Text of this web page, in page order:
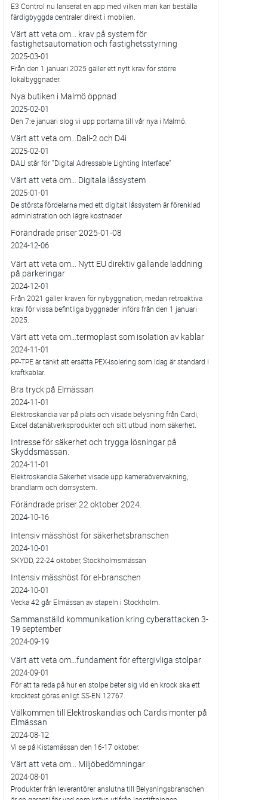
E3 Control nu lanserat en app med vilken man kan beställa
färdigbyggda centraler direkt i mobilen.
Värt att veta om... krav på system för
fastighetsautomation och fastighetsstyrning
2025-03-01
Från den 1 januari 2025 gäller ett nytt krav för större
lokalbyggnader.
Nya butiken i Malmö öppnad
2025-02-01
Den 7:e januari slog vi upp portarna till vår nya i Malmö.
Värt att veta om…Dali-2 och D4i
2025-02-01
DALI står för ”Digital Adressable Lighting Interface”
Värt att veta om… Digitala låssystem
2025-01-01
De största fördelarna med ett digitalt låssystem är förenklad
administration och lägre kostnader
Förändrade priser 2025-01-08
2024-12-06
Värt att veta om… Nytt EU direktiv gällande laddning
på parkeringar
2024-12-01
Från 2021 gäller kraven för nybyggnation, medan retroaktiva
krav för vissa befintliga byggnader införs från den 1 januari
2025.
Värt att veta om…termoplast som isolation av kablar
2024-11-01
PP-TPE är tänkt att ersätta PEX-isolering som idag är standard i
kraftkablar.
Bra tryck på Elmässan
2024-11-01
Elektroskandia var på plats och visade belysning från Cardi,
Excel datanätverksprodukter och sitt utbud inom säkerhet.
Intresse för säkerhet och trygga lösningar på
Skyddsmässan.
2024-11-01
Elektroskandia Säkerhet visade upp kameraövervakning,
brandlarm och dörrsystem.
Förändrade priser 22 oktober 2024.
2024-10-16
Intensiv mässhöst för säkerhetsbranschen
2024-10-01
SKYDD, 22-24 oktober, Stockholmsmässan
Intensiv mässhöst för el-branschen
2024-10-01
Vecka 42 går Elmässan av stapeln i Stockholm.
Sammanställd kommunikation kring cyberattacken 3-
19 september
2024-09-19
Värt att veta om…fundament för eftergivliga stolpar
2024-09-01
För att ta reda på hur en stolpe beter sig vid en krock ska ett
krocktest göras enligt SS-EN 12767.
Välkommen till Elektroskandias och Cardis monter på
Elmässan
2024-08-12
Vi se på Kistamässan den 16-17 oktober.
Värt att veta om... Miljöbedömningar
2024-08-01
Produkter från leverantörer anslutna till Belysningsbranschen